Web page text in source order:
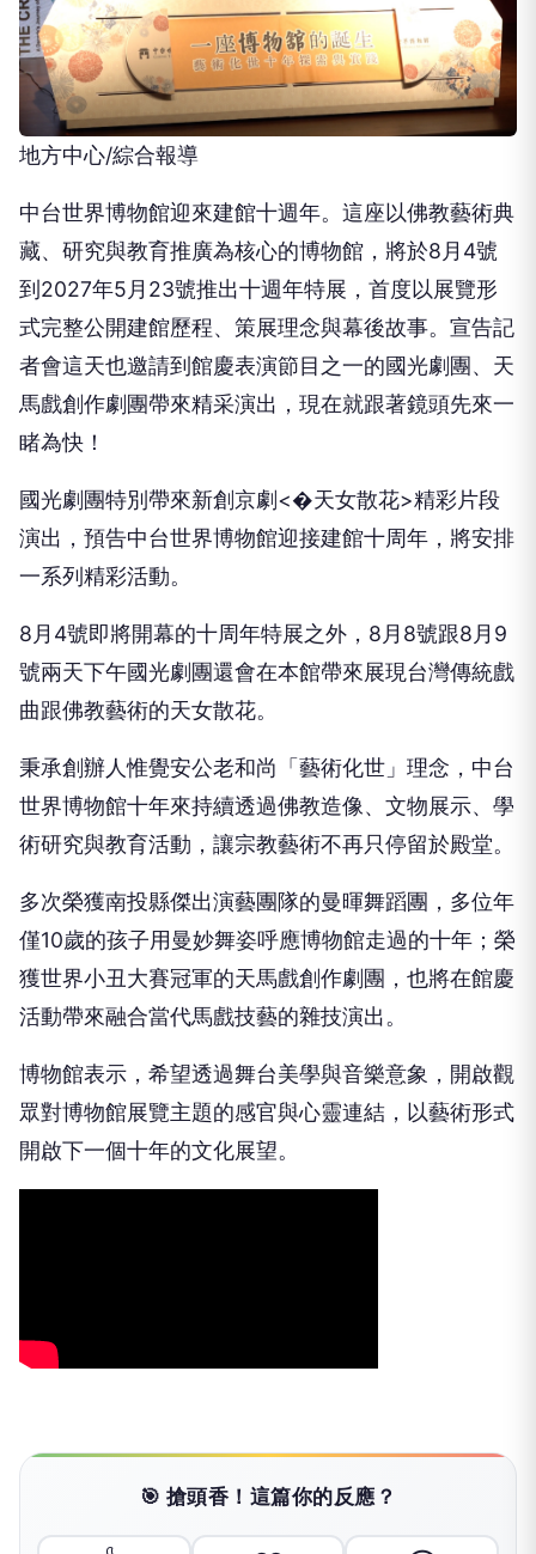
地方中心/綜合報導
中台世界博物館迎來建館十週年。這座以佛教藝術典
藏、研究與教育推廣為核心的博物館，將於8月4號
到2027年5月23號推出十週年特展，首度以展覽形
式完整公開建館歷程、策展理念與幕後故事。宣告記
者會這天也邀請到館慶表演節目之一的國光劇團、天
馬戲創作劇團帶來精采演出，現在就跟著鏡頭先來一
睹為快！
國光劇團特別帶來新創京劇<�天女散花>精彩片段
演出，預告中台世界博物館迎接建館十周年，將安排
一系列精彩活動。
8月4號即將開幕的十周年特展之外，8月8號跟8月9
號兩天下午國光劇團還會在本館帶來展現台灣傳統戲
曲跟佛教藝術的天女散花。
秉承創辦人惟覺安公老和尚「藝術化世」理念，中台
世界博物館十年來持續透過佛教造像、文物展示、學
術研究與教育活動，讓宗教藝術不再只停留於殿堂。
多次榮獲南投縣傑出演藝團隊的曼暉舞蹈團，多位年
僅10歲的孩子用曼妙舞姿呼應博物館走過的十年；榮
獲世界小丑大賽冠軍的天馬戲創作劇團，也將在館慶
活動帶來融合當代馬戲技藝的雜技演出。
博物館表示，希望透過舞台美學與音樂意象，開啟觀
眾對博物館展覽主題的感官與心靈連結，以藝術形式
開啟下一個十年的文化展望。
🎯 搶頭香！這篇你的反應？